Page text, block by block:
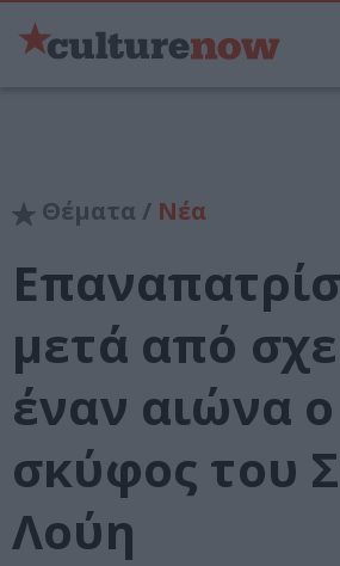
Θέματα / Νέα
μετά από
έναν αιώνα ο
σκύφος του
Λούη